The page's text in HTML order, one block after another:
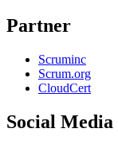
Partner
Scruminc
Scrum.org
CloudCert
Social Media